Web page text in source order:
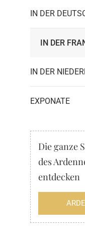
IN DER
IN DER
IN DER
EXPONATE
Die ganze
des
entdecken